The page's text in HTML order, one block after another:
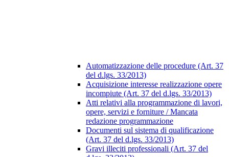
Automatizzazione delle procedure (Art. 37
del d.lgs. 33/2013)
Acquisizione interesse realizzazione opere
incompiute (Art. 37 del d.lgs. 33/2013)
Atti relativi alla programmazione di lavori,
opere, servizi e forniture / Mancata
redazione programmazione
Documenti sul sistema di qualificazione
(Art. 37 del d.lgs. 33/2013)
Gravi illeciti professionali (Art. 37 del